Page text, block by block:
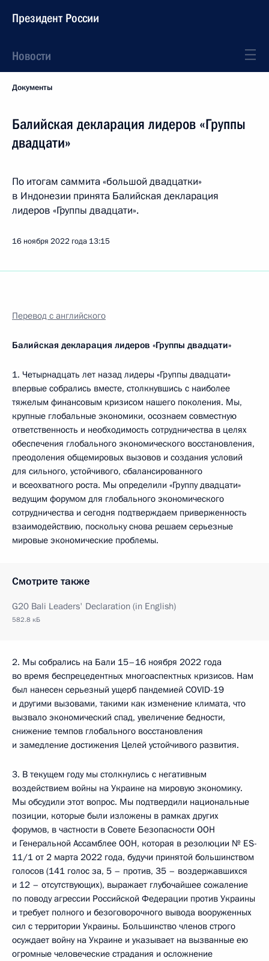
Президент России
Новости
Документы
Балийская декларация лидеров «Группы
двадцати»
По итогам саммита «большой двадцатки»
в Индонезии принята Балийская декларация
лидеров «Группы двадцати».
16 ноября 2022 года 13:15
Перевод с английского
Балийская декларация лидеров «Группы двадцати»
1. Четырнадцать лет назад лидеры «Группы двадцати»
впервые собрались вместе, столкнувшись с наиболее
тяжелым финансовым кризисом нашего поколения. Мы,
крупные глобальные экономики, осознаем совместную
ответственность и необходимость сотрудничества в целях
обеспечения глобального экономического восстановления,
преодоления общемировых вызовов и создания условий
для сильного, устойчивого, сбалансированного
и всеохватного роста. Мы определили «Группу двадцати»
ведущим форумом для глобального экономического
сотрудничества и сегодня подтверждаем приверженность
взаимодействию, поскольку снова решаем серьезные
мировые экономические проблемы.
Смотрите также
G20 Bali Leaders' Declaration (in English)
582.8 кБ
2. Мы собрались на Бали 15–16 ноября 2022 года
во время беспрецедентных многоаспектных кризисов. Нам
был нанесен серьезный ущерб пандемией COVID-19
и другими вызовами, такими как изменение климата, что
вызвало экономический спад, увеличение бедности,
снижение темпов глобального восстановления
и замедление достижения Целей устойчивого развития.
3. В текущем году мы столкнулись с негативным
воздействием войны на Украине на мировую экономику.
Мы обсудили этот вопрос. Мы подтвердили национальные
позиции, которые были изложены в рамках других
форумов, в частности в Совете Безопасности ООН
и Генеральной Ассамблее ООН, которая в резолюции № ES-
11/1 от 2 марта 2022 года, будучи принятой большинством
голосов (141 голос за, 5 – против, 35 – воздержавшихся
и 12 – отсутствующих), выражает глубочайшее сожаление
по поводу агрессии Российской Федерации против Украины
и требует полного и безоговорочного вывода вооруженных
сил с территории Украины. Большинство членов строго
осуждает войну на Украине и указывает на вызванные ею
огромные человеческие страдания и осложнение